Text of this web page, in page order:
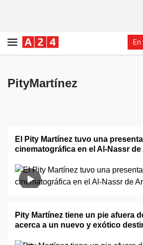
En
PityMartínez
El Pity Martínez tuvo una
cinematográfica en el Al-Nassr
Pity Martínez tiene un pie afuera
acerca a un nuevo y exótico